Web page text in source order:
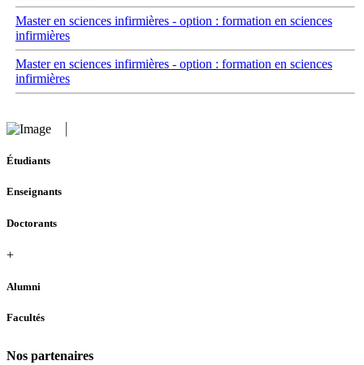
Master en sciences infirmières - option : formation en sciences
infirmières
Master en sciences infirmières - option : formation en sciences
infirmières
Étudiants
Enseignants
Doctorants
+
Alumni
Facultés
Nos partenaires